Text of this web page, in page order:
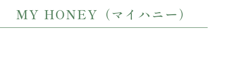
MY HONEY（マイハニー）